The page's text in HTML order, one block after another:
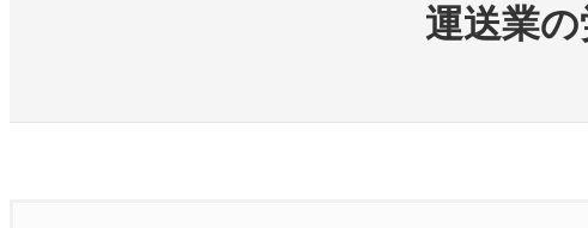
運送業